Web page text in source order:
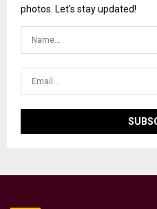
photos. Let's stay updated!